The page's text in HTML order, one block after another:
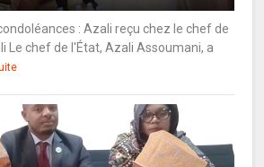
: Azali reçu chez le chef de
Le chef de l'État, Azali Assoumani, a